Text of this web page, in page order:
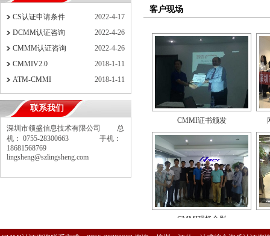
2022-4-17
CS认证申请条件
2022-4-26
DCMM认证咨询
2022-4-26
CMMM认证咨询
2018-1-11
CMMIV2.0
2018-1-11
ATM-CMMI
联系我们
深圳市领盛信息技术有限公司 总
机： 0755-28300663 手机：
18681568769
lingsheng@szlingsheng.com
客户现场
CMMI证书颁发
CMMI现场合影